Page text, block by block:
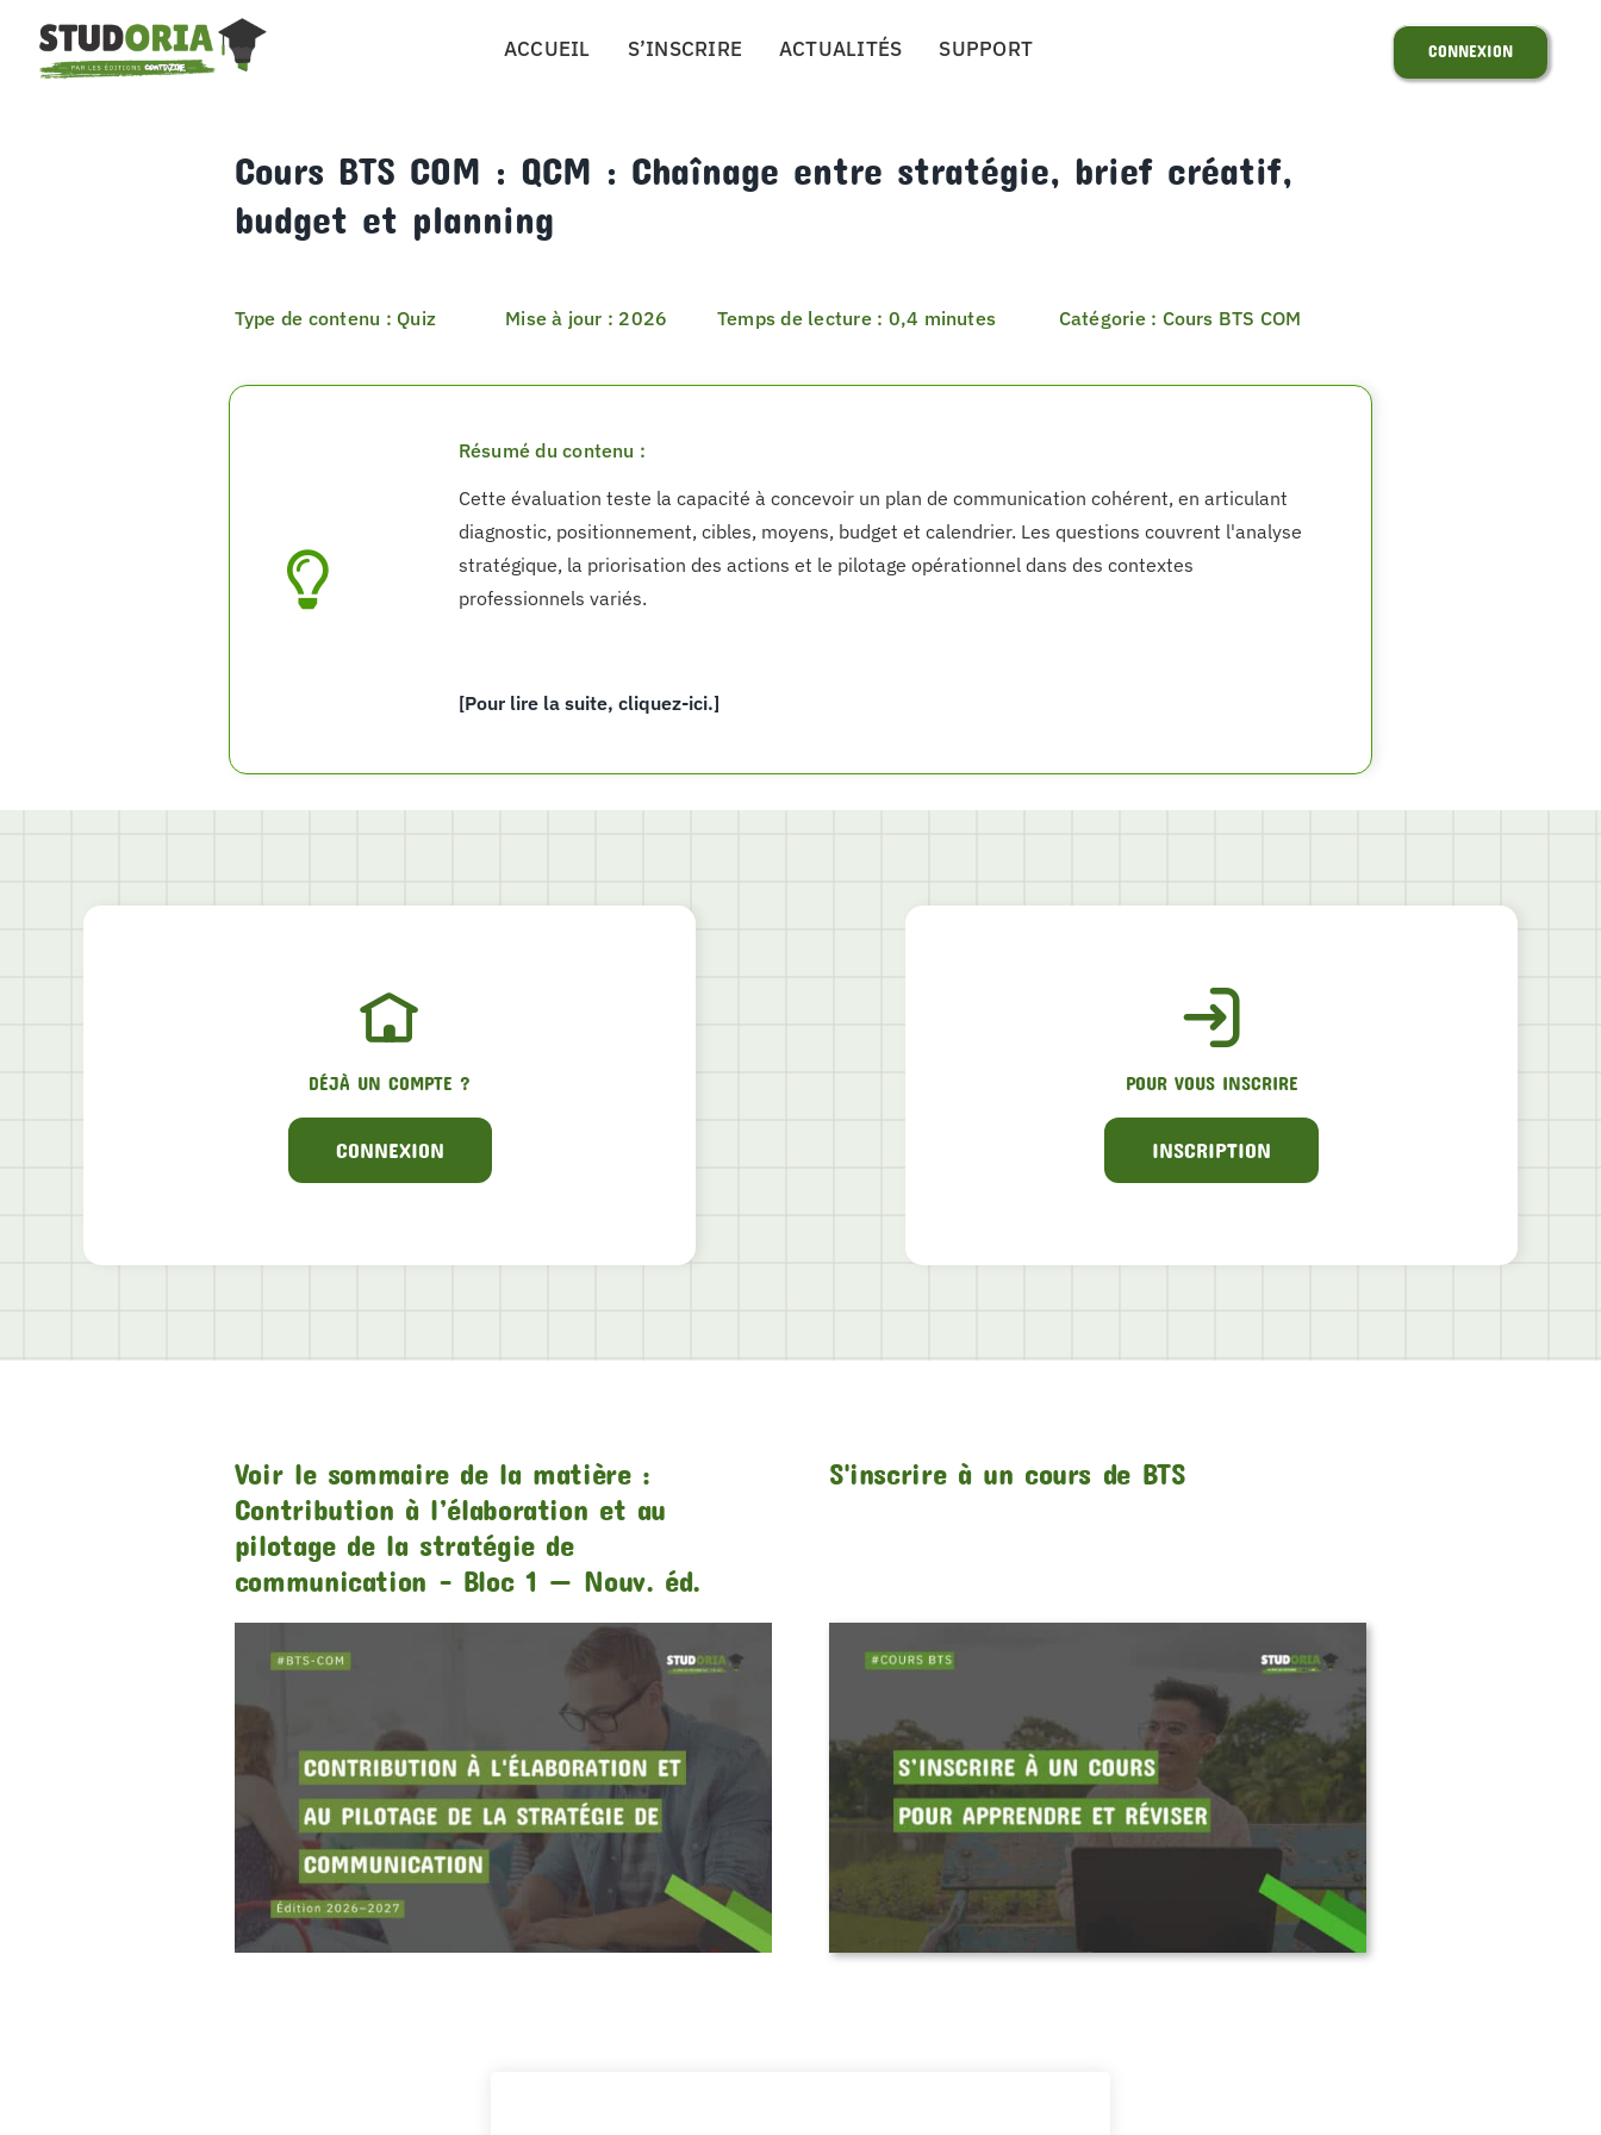
contenu
ACCUEIL S’INSCRIRE ACTUALITÉS SUPPORT CONNEXION
Cours BTS COM : QCM : Chaînage entre stratégie, brief créatif,
budget et planning
Type de contenu : Quiz Mise à jour : 2026 Temps de lecture : 0,4 minutes Catégorie : Cours BTS COM
Résumé du contenu :
Cette évaluation teste la capacité à concevoir un plan de communication cohérent, en articulant
diagnostic, positionnement, cibles, moyens, budget et calendrier. Les questions couvrent l'analyse
stratégique, la priorisation des actions et le pilotage opérationnel dans des contextes
professionnels variés.
[Pour lire la suite, cliquez-ici.]
DÉJÀ UN COMPTE ?
CONNEXION
POUR VOUS INSCRIRE
INSCRIPTION
Voir le sommaire de la matière :
Contribution à l’élaboration et au
pilotage de la stratégie de
communication – Bloc 1 — Nouv. éd.
S'inscrire à un cours de BTS